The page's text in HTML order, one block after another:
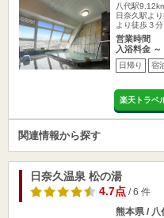
八代駅
日奈久駅よ
より徒歩３分
営業時間
入浴料金 ～
日帰り 宿
楽天トラベ
関連情報から探す
日奈久温泉 松の湯
4.7点/ 6 件
熊本県 / 八